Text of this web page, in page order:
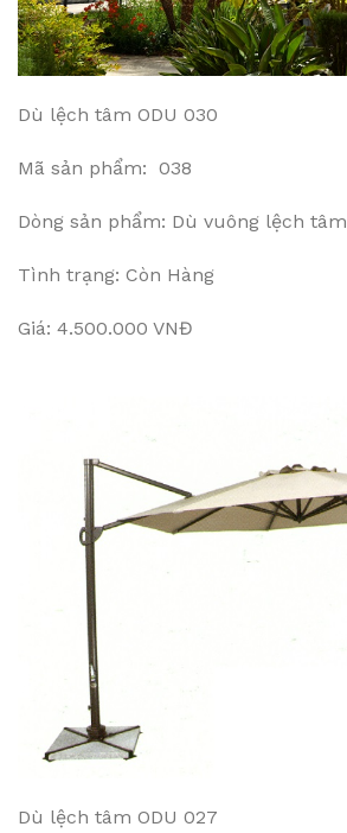
Dù lệch tâm ODU 030
Mã sản phẩm: 038
Dòng sản phẩm: Dù vuông lệch tâm
Tình trạng: Còn Hàng
Giá: 4.500.000 VNĐ
Dù lệch tâm ODU 027